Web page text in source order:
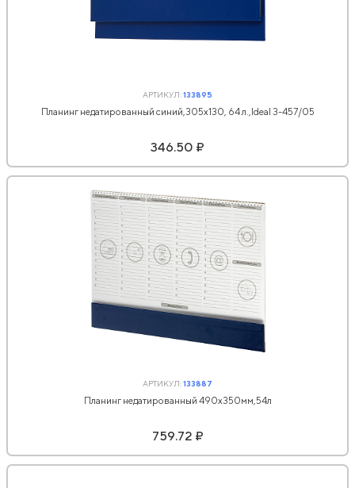
АРТИКУЛ:133895
Планинг недатированный синий,305х130, 64 л.,Ideal 3-457/05
346.50 ₽
АРТИКУЛ:133887
Планинг недатированный 490х350мм,54л
759.72 ₽